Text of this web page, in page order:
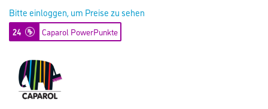
Bitte einloggen, um Preise zu sehen
24 Caparol PowerPunkte